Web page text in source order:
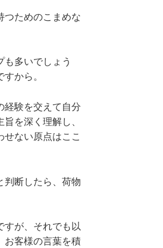
つためのこまめな
も多いでしょう
から。
経験を交えて自分
を深く理解し、
ない原点はここ
判断したら、荷物
すが、それでも以
お客様の言葉を積